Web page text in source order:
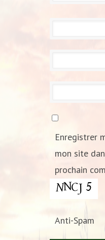
Enregistrer
mon site
prochain
Anti-Spam